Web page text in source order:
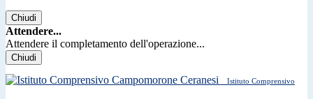
Chiudi
Attendere...
Attendere il completamento dell'operazione...
Chiudi
Istituto Comprensivo